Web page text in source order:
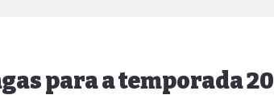
para a temporada